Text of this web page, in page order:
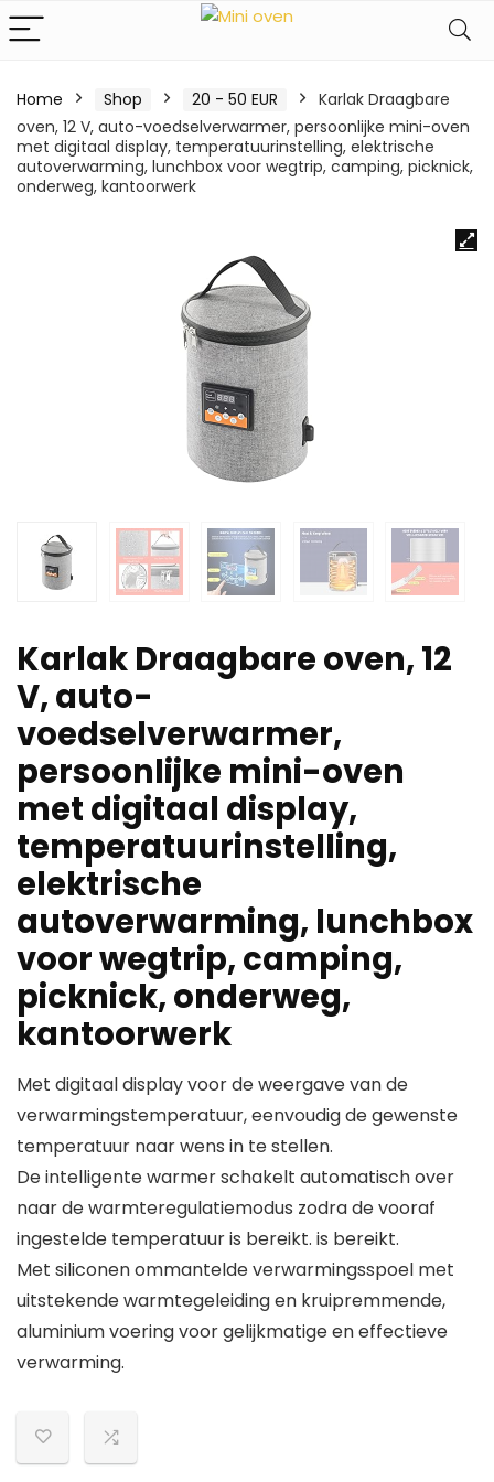
Home Shop 20 - 50 EUR
Karlak Draagbare
oven, 12 V, auto-voedselverwarmer, persoonlijke mini-oven
met digitaal display, temperatuurinstelling, elektrische
autoverwarming, lunchbox voor wegtrip, camping, picknick,
onderweg, kantoorwerk
Karlak Draagbare oven, 12
V, auto-
voedselverwarmer,
persoonlijke mini-oven
met digitaal display,
temperatuurinstelling,
elektrische
autoverwarming, lunchbox
voor wegtrip, camping,
picknick, onderweg,
kantoorwerk
Met digitaal display voor de weergave van de
verwarmingstemperatuur, eenvoudig de gewenste
temperatuur naar wens in te stellen.
De intelligente warmer schakelt automatisch over
naar de warmteregulatiemodus zodra de vooraf
ingestelde temperatuur is bereikt. is bereikt.
Met siliconen ommantelde verwarmingsspoel met
uitstekende warmtegeleiding en kruipremmende,
aluminium voering voor gelijkmatige en effectieve
verwarming.